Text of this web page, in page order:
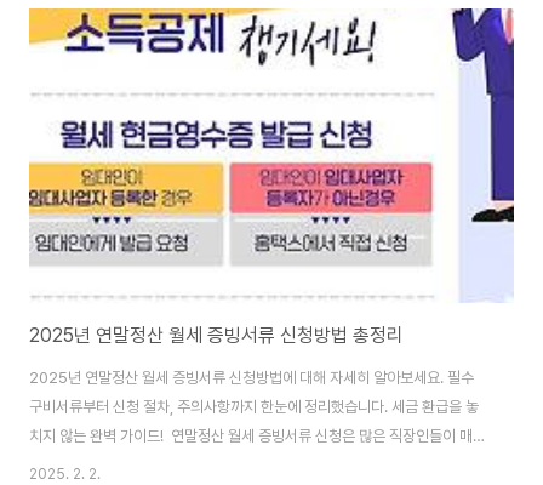
할 수 있는 권리를 부여받는 절차입니다. 관리처분인가가 승인되면, 사업의 전
체 과정 중 약 80%가 진행된 것으로 간주됩니다.관리처분인가는 단순한 행정
절차가 아닌, 사업의 실질적인 진행을 결정짓는 핵심 단계입니다. 이 인가를 통
해 조합원들은 자신의 재산권이 어떻게 변환될지, 그리고 얼마만큼의 경제적
부담과 혜택을 받게 될지 명확히 알 ..
2025년 연말정산 월세 증빙서류 신청방법 총정리
2025년 연말정산 월세 증빙서류 신청방법에 대해 자세히 알아보세요. 필수
구비서류부터 신청 절차, 주의사항까지 한눈에 정리했습니다. 세금 환급을 놓
치지 않는 완벽 가이드! 연말정산 월세 증빙서류 신청은 많은 직장인들이 매년
고민하는 중요한 절차입니다. 2025년에도 연말정산 월세 증빙서류 신청을 통
2025. 2. 2.